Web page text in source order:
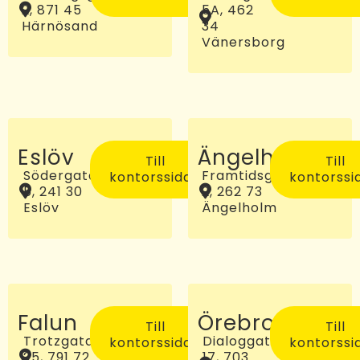
2, 871 45
Härnösand
5A, 462
34
Vänersborg
Eslöv
Södergatan
5, 241 30
Eslöv
Till
kontorssidan
Ängelholm
Framtidsgatan
2, 262 73
Ängelholm
Till
Falun
Trotzgatan
Till
kontorssidan
Örebro
Dialoggatan
Till